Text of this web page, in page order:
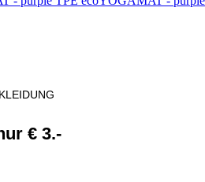
€ 3.-